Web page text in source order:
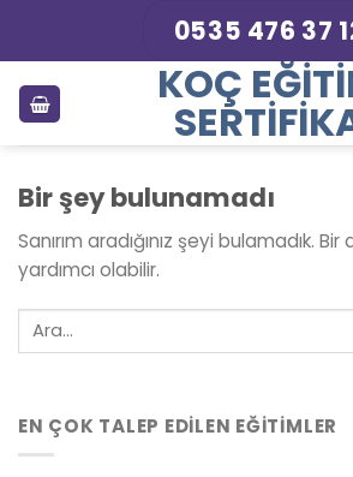
0535 476 37
KOÇ
Bir şey bulunamadı
Sanırım aradığınız şeyi bulamadık.
yardımcı olabilir.
EN ÇOK TALEP EDILEN EĞITIMLER